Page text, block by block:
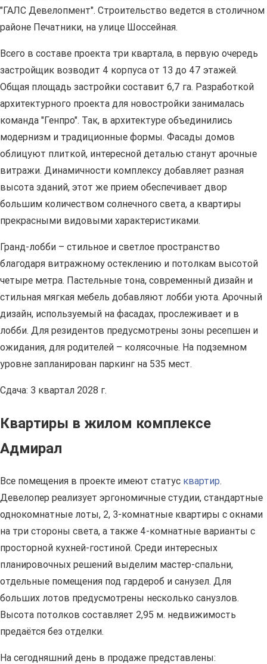
"ГАЛС Девелопмент". Строительство ведется в столичном
районе Печатники, на улице Шоссейная.
Всего в составе проекта три квартала, в первую очередь
застройщик возводит 4 корпуса от 13 до 47 этажей.
Общая площадь застройки составит 6,7 га. Разработкой
архитектурного проекта для новостройки занималась
команда "Генпро". Так, в архитектуре объединились
модернизм и традиционные формы. Фасады домов
облицуют плиткой, интересной деталью станут арочные
витражи. Динамичности комплексу добавляет разная
высота зданий, этот же прием обеспечивает двор
большим количеством солнечного света, а квартиры
прекрасными видовыми характеристиками.
Гранд-лобби – стильное и светлое пространство
благодаря витражному остеклению и потолкам высотой
четыре метра. Пастельные тона, современный дизайн и
стильная мягкая мебель добавляют лобби уюта. Арочный
дизайн, используемый на фасадах, прослеживает и в
лобби. Для резидентов предусмотрены зоны ресепшен и
ожидания, для родителей – колясочные. На подземном
уровне запланирован паркинг на 535 мест.
Сдача: 3 квартал 2028 г.
Квартиры в жилом комплексе
Адмирал
Все помещения в проекте имеют статус квартир.
Девелопер реализует эргономичные студии, стандартные
однокомнатные лоты, 2, 3-комнатные квартиры с окнами
на три стороны света, а также 4-комнатные варианты с
просторной кухней-гостиной. Среди интересных
планировочных решений выделим мастер-спальни,
отдельные помещения под гардероб и санузел. Для
больших лотов предусмотрены несколько санузлов.
Высота потолков составляет 2,95 м. недвижимость
предаётся без отделки.
На сегодняшний день в продаже представлены: